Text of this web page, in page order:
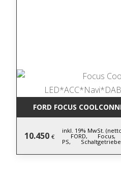
FORD FOCUS
10.450 €
inkl. 19% MwSt.
FORD, Focus,
PS, Schaltgetriebe